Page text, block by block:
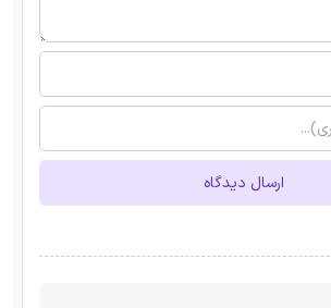
ارسال دیدگاه